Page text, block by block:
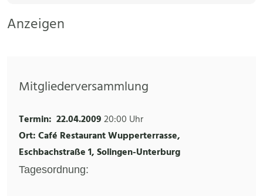
Anzeigen
Mitgliederversammlung
Termin: 22.04.200920:00 Uhr
Ort: Café Restaurant Wupperterrasse,
Eschbachstraße 1, Solingen-Unterburg
Tagesordnung: